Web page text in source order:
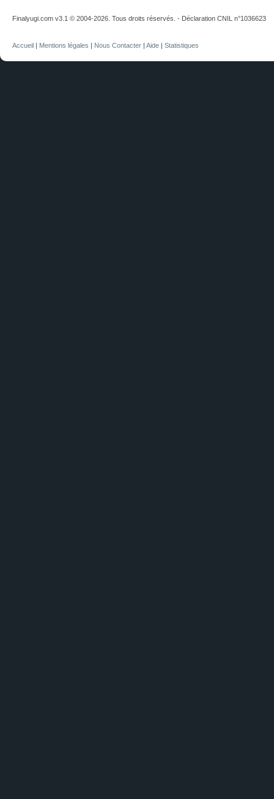
Finalyugi.com v3.1 © 2004-2026. Tous droits réservés. - Déclaration CNIL n°1036623
Accueil | Mentions légales | Nous Contacter | Aide | Statistiques